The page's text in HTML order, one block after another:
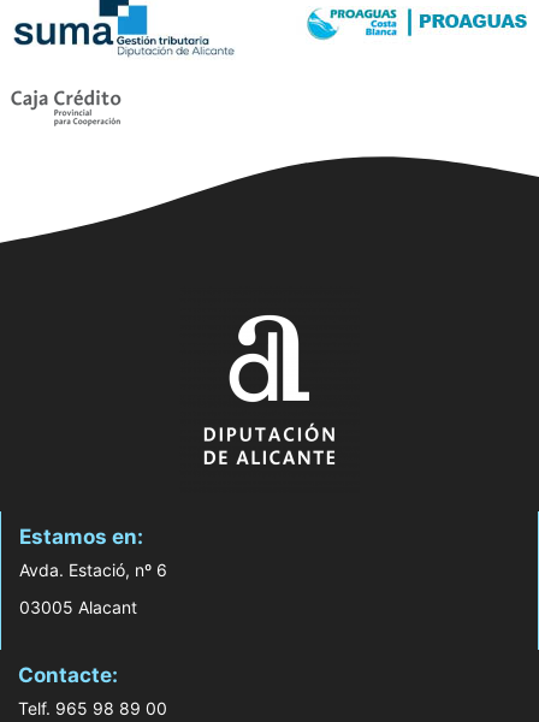
Estamos en:
Avda. Estació, nº 6
03005 Alacant
Contacte:
Telf. 965 98 89 00